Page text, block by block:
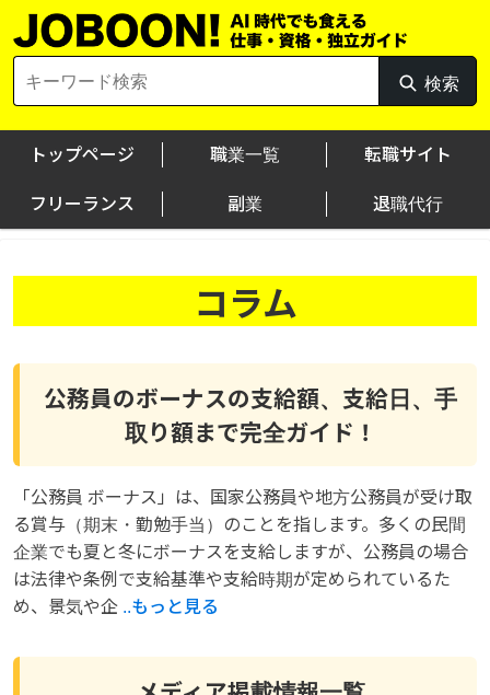
Skip
to
for:
検索
検
索
トップページ 職業一覧 転職サイト
フリーランス 副業 退職代行
コラム
公務員のボーナスの支給額、支給日、手
取り額まで完全ガイド！
「公務員 ボーナス」は、国家公務員や地方公務員が受け取
る賞与（期末・勤勉手当）のことを指します。多くの民間
企業でも夏と冬にボーナスを支給しますが、公務員の場合
は法律や条例で支給基準や支給時期が定められているた
め、景気や企 ..もっと見る